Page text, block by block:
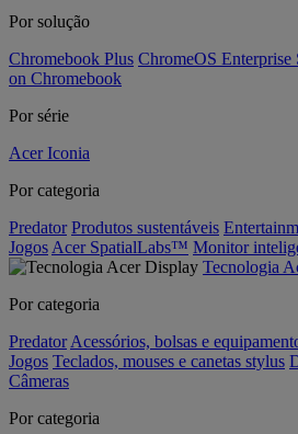
Por solução
Chromebook Plus ChromeOS Enterprise
on Chromebook
Por série
Acer Iconia
Por categoria
Predator Produtos sustentáveis
Jogos Acer SpatialLabs™ Monitor
Tecnologia
Por categoria
Predator Acessórios, bolsas e
Jogos Teclados, mouses e canetas stylus
Câmeras
Por categoria